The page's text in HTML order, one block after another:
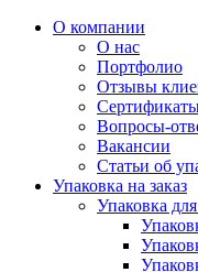
О компании
О нас
Портфолио
Отзывы
Вопросы-
Вакансии
Статьи об
Упаковка на заказ
Упаковка